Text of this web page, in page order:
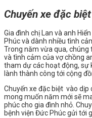
Chuyến xe đặc
Gia đình chị Lan và anh
Phúc và dành nhiều tình
Trong năm vừa qua,
và tình cảm của vợ chồng
tham dự các hoạt động, sự
lành thành công tới cộng
Chuyến xe đặc biệt vào
mong muốn năm mới sẽ
phúc cho gia đình nhỏ.
bệnh viện Đức Phúc gửi tới